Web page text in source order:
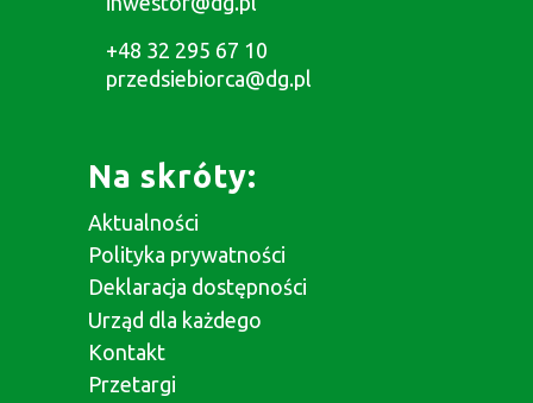
+48 32 295 67 10
przedsiebiorca@dg.pl
Na skróty:
Aktualności
Polityka prywatności
Deklaracja dostępności
Urząd dla każdego
Kontakt
Przetargi